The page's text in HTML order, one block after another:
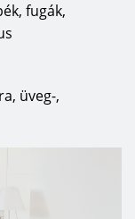
fugák,
üveg-,